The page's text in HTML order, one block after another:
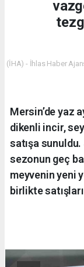
(İHA) - İhlas Haber
Mersin’de yaz
dikenli incir,
satışa
sezonun geç
meyvenin yeni
birlikte